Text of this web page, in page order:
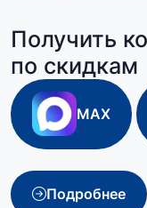
Получить
по скидкам
MAX
Подробнее